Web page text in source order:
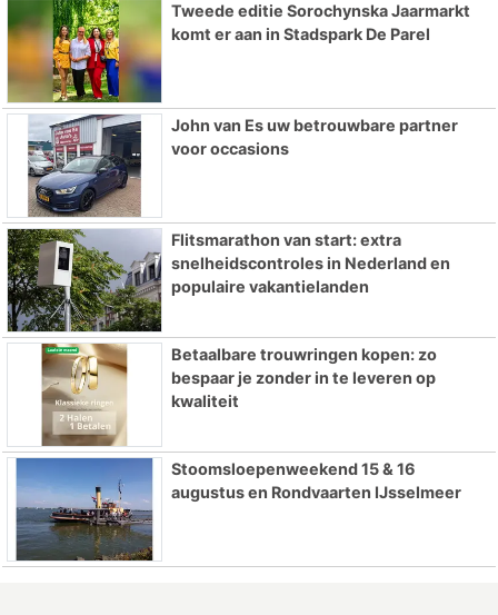
Tweede editie Sorochynska Jaarmarkt
komt er aan in Stadspark De Parel
John van Es uw betrouwbare partner
voor occasions
Flitsmarathon van start: extra
snelheidscontroles in Nederland en
populaire vakantielanden
Betaalbare trouwringen kopen: zo
bespaar je zonder in te leveren op
kwaliteit
Stoomsloepenweekend 15 & 16
augustus en Rondvaarten IJsselmeer